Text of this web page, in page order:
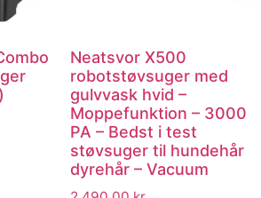
Neatsvor X500
robotstøvsuger med
gulvvask hvid –
Moppefunktion – 3000
PA – Bedst i test
støvsuger til hundehår
dyrehår – Vacuum